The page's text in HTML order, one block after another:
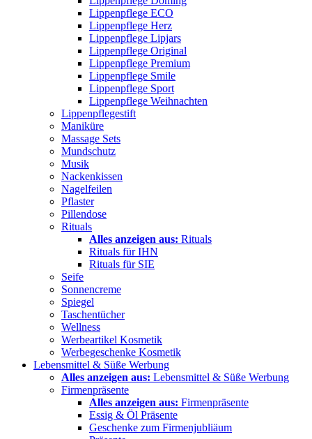
Lippenpflege ECO
Lippenpflege Herz
Lippenpflege Lipjars
Lippenpflege Original
Lippenpflege Premium
Lippenpflege Smile
Lippenpflege Sport
Lippenpflege Weihnachten
Lippenpflegestift
Maniküre
Massage Sets
Mundschutz
Musik
Nackenkissen
Nagelfeilen
Pflaster
Pillendose
Rituals
Alles anzeigen aus: Rituals
Rituals für IHN
Rituals für SIE
Seife
Sonnencreme
Spiegel
Taschentücher
Wellness
Werbeartikel Kosmetik
Werbegeschenke Kosmetik
Lebensmittel & Süße Werbung
Alles anzeigen aus: Lebensmittel & Süße Werbung
Firmenpräsente
Alles anzeigen aus: Firmenpräsente
Essig & Öl Präsente
Geschenke zum Firmenjubliäum